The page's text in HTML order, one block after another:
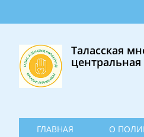
поликлинике
Новости
Контакты
Таласская
ГЛАВНАЯ О